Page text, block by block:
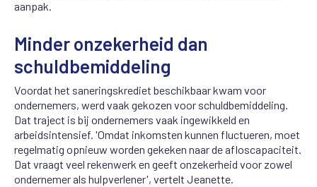
aanpak.
Minder onzekerheid dan
schuldbemiddeling
Voordat het saneringskrediet beschikbaar kwam voor
ondernemers, werd vaak gekozen voor schuldbemiddeling.
Dat traject is bij ondernemers vaak ingewikkeld en
arbeidsintensief. 'Omdat inkomsten kunnen fluctueren, moet
regelmatig opnieuw worden gekeken naar de afloscapaciteit.
Dat vraagt veel rekenwerk en geeft onzekerheid voor zowel
ondernemer als hulpverlener', vertelt Jeanette.